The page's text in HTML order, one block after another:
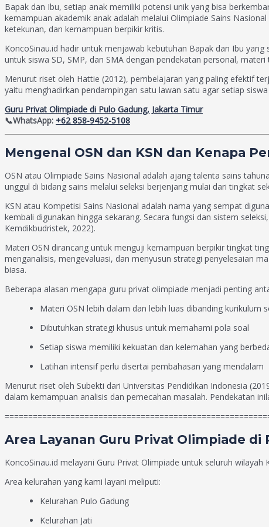
Bapak dan Ibu, setiap anak memiliki potensi unik yang bisa
kemampuan akademik anak adalah melalui Olimpiade Sains
ketekunan, dan kemampuan berpikir kritis.
KoncoSinau.id hadir untuk menjawab kebutuhan Bapak dan Ibu
untuk siswa SD, SMP, dan SMA dengan pendekatan personal,
Menurut riset oleh Hattie (2012), pembelajaran yang paling efektif
yaitu menghadirkan pendampingan satu lawan satu agar setiap
Guru Privat Olimpiade di Pulo Gadung, Jakarta Timur
📞WhatsApp: +62 858-9452-5108
Mengenal OSN dan KSN dan Kenapa
OSN atau Olimpiade Sains Nasional adalah ajang talenta sains
unggul di bidang sains melalui seleksi berjenjang mulai dari tingkat
KSN atau Kompetisi Sains Nasional adalah nama yang sempat
kembali digunakan hingga sekarang. Secara fungsi dan sistem
Kemdikbudristek, 2022).
Materi OSN dirancang untuk menguji kemampuan berpikir tingkat
menganalisis, mengevaluasi, dan menyusun strategi penyelesaian
biasa.
Beberapa alasan mengapa guru privat olimpiade menjadi penting
Materi OSN lebih dalam dan lebih luas dibanding kurikulum
Dibutuhkan strategi khusus untuk memahami pola soal
Setiap siswa memiliki kekuatan dan kelemahan yang
Latihan intensif perlu disertai pembahasan yang mendalam
Menurut riset oleh Subekti dari Universitas Pendidikan Indonesia
dalam kemampuan analisis dan pemecahan masalah. Pendekatan
Area Layanan Guru Privat Olimpiade di
KoncoSinau.id melayani Guru Privat Olimpiade untuk seluruh
Area kelurahan yang kami layani meliputi:
Kelurahan Pulo Gadung
Kelurahan Jati